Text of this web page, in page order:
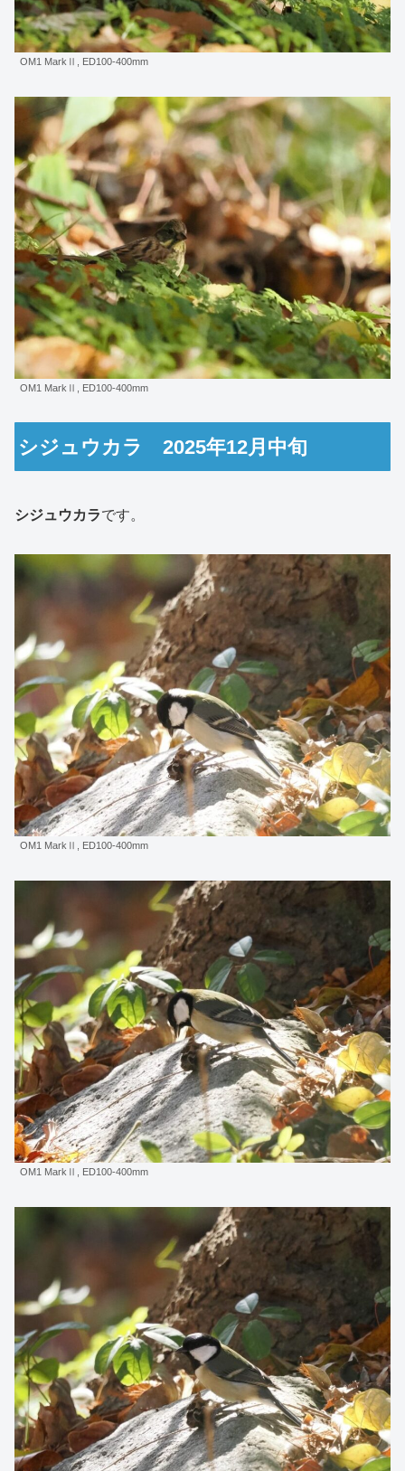
OM1 MarkⅡ, ED100-400mm
OM1 MarkⅡ, ED100-400mm
シジュウカラ 2025年12月中旬
シジュウカラです。
OM1 MarkⅡ, ED100-400mm
OM1 MarkⅡ, ED100-400mm